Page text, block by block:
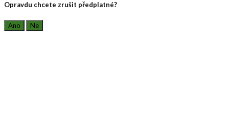
Opravdu chcete zrušit předplatné?
Ano Ne